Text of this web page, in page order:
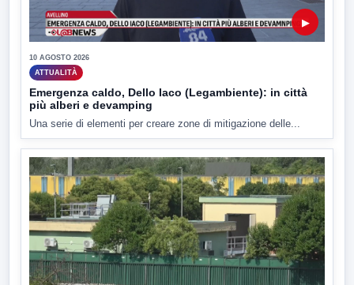
▶
10 AGOSTO 2026
ATTUALITÀ
Emergenza caldo, Dello Iaco (Legambiente): in città
più alberi e devamping
Una serie di elementi per creare zone di mitigazione delle...